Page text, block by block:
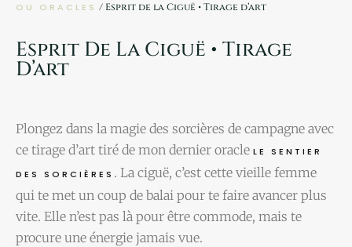
OU ORACLES / Esprit de la Ciguë • Tirage d’art
Esprit De La Ciguë • Tirage
D’art
Plongez dans la magie des sorcières de campagne avec
ce tirage d’art tiré de mon dernier oracle LE SENTIER
DES SORCIÈRES . La ciguë, c’est cette vieille femme
qui te met un coup de balai pour te faire avancer plus
vite. Elle n’est pas là pour être commode, mais te
procure une énergie jamais vue.